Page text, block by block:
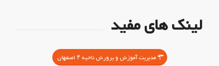
لینک های مفید
مدیریت آموزش و پرورش ناحیه ۳ اصفهان